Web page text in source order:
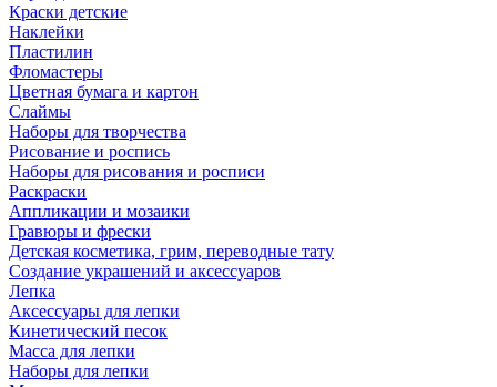
Краски детские
Наклейки
Пластилин
Фломастеры
Цветная бумага и картон
Слаймы
Наборы для творчества
Рисование и роспись
Наборы для рисования и росписи
Раскраски
Аппликации и мозаики
Гравюры и фрески
Детская косметика, грим, переводные тату
Создание украшений и аксессуаров
Лепка
Аксессуары для лепки
Кинетический песок
Масса для лепки
Наборы для лепки